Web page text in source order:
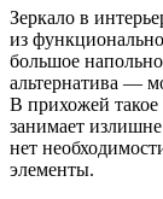
Зеркало в
из
большое
альтернатива —
В прихожей такое
занимает
нет
элементы.